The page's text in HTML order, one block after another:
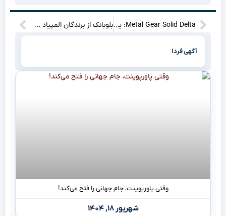
Metal Gear Solid Delta: یه شوک اساسی به حس نوستالژیت وارد میشه!” بلوبانک از برندگان المپیاد جهانی نجوم تقدیر کرد
آگهی فردا
وقتی پاورپوینت، جام جهانی را فتح می‌کند!
شهریور ۱۸, ۱۴۰۴